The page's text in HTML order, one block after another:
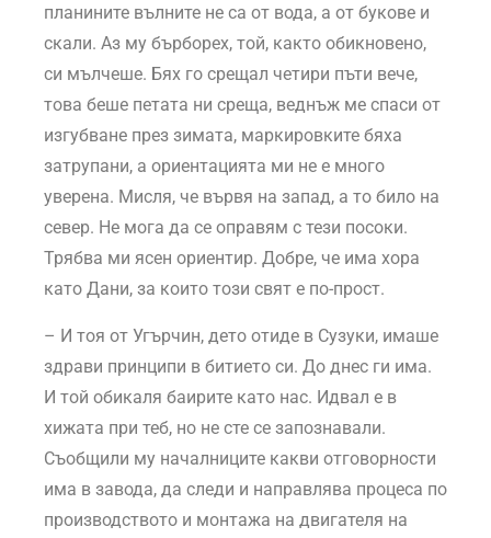
планините вълните не са от вода, а от букове и
скали. Аз му бърборех, той, както обикновено,
си мълчеше. Бях го срещал четири пъти вече,
това беше петата ни среща, веднъж ме спаси от
изгубване през зимата, маркировките бяха
затрупани, а ориентацията ми не е много
уверена. Мисля, че вървя на запад, а то било на
север. Не мога да се оправям с тези посоки.
Трябва ми ясен ориентир. Добре, че има хора
като Дани, за които този свят е по-прост.
– И тоя от Угърчин, дето отиде в Сузуки, имаше
здрави принципи в битието си. До днес ги има.
И той обикаля баирите като нас. Идвал е в
хижата при теб, но не сте се запознавали.
Съобщили му началниците какви отговорности
има в завода, да следи и направлява процеса по
производството и монтажа на двигателя на